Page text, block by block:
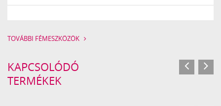
TOVÁBBI FÉMESZKÖZÖK
KAPCSOLÓDÓ
TERMÉKEK